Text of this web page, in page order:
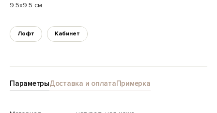
9.5х9.5 см.
Лофт Кабинет
ПараметрыДоставка и оплатаПримерка